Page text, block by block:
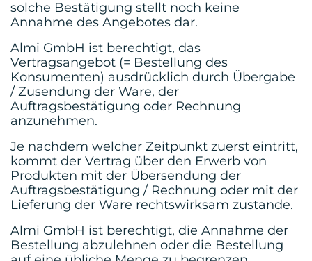
solche Bestätigung stellt noch keine
Annahme des Angebotes dar.
Almi GmbH ist berechtigt, das
Vertragsangebot (= Bestellung des
Konsumenten) ausdrücklich durch Übergabe
/ Zusendung der Ware, der
Auftragsbestätigung oder Rechnung
anzunehmen.
Je nachdem welcher Zeitpunkt zuerst eintritt,
kommt der Vertrag über den Erwerb von
Produkten mit der Übersendung der
Auftragsbestätigung / Rechnung oder mit der
Lieferung der Ware rechtswirksam zustande.
Almi GmbH ist berechtigt, die Annahme der
Bestellung abzulehnen oder die Bestellung